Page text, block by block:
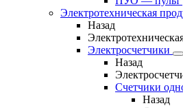
Электротехническая
Назад
Электросчетчики
Назад
Счетчики
Назад